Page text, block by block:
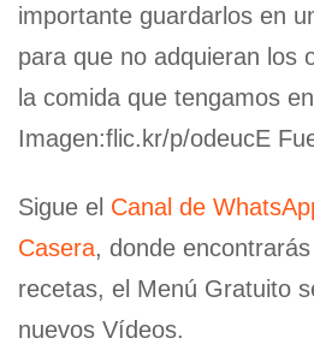
importante guardarlos en
para que no adquieran los
la comida que tengamos
Imagen:flic.kr/p/odeucE
Sigue el Canal de
Casera, donde
recetas, el Menú Gratuito
nuevos Vídeos.